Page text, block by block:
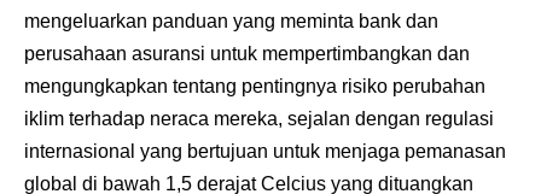
mengeluarkan panduan yang meminta bank dan
perusahaan asuransi untuk mempertimbangkan dan
mengungkapkan tentang pentingnya risiko perubahan
iklim terhadap neraca mereka, sejalan dengan regulasi
internasional yang bertujuan untuk menjaga pemanasan
global di bawah 1,5 derajat Celcius yang dituangkan